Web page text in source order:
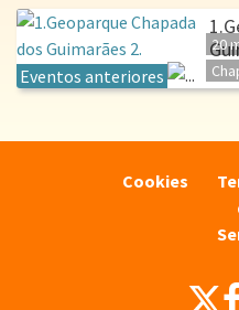
Eventos anteriores
20
Cookies